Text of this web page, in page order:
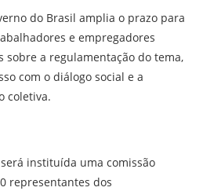
do Brasil amplia o prazo para
e empregadores
sobre a regulamentação do tema,
com o diálogo social e a
coletiva.
instituída uma comissão
representantes dos